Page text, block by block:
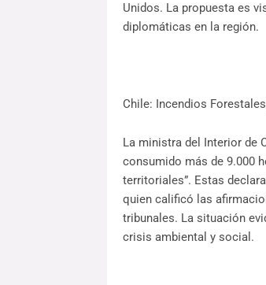
Unidos. La propuesta es
diplomáticas en la región.
Chile: Incendios
La ministra del Interior de
consumido más de 9.000
territoriales”. Estas
quien calificó las
tribunales. La situación
crisis ambiental y social.